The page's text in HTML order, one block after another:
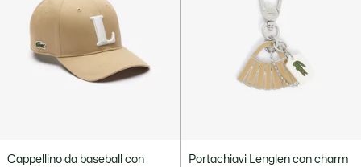
Cappellino da baseball con
Portachiavi Lenglen con charm